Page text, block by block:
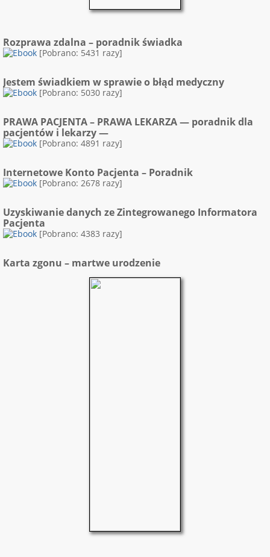
Rozprawa zdalna – poradnik świadka
[Pobrano: 5431 razy]
Jestem świadkiem w sprawie o błąd medyczny
[Pobrano: 5030 razy]
PRAWA PACJENTA – PRAWA LEKARZA — poradnik dla
pacjentów i lekarzy —
[Pobrano: 4891 razy]
Internetowe Konto Pacjenta – Poradnik
[Pobrano: 2678 razy]
Uzyskiwanie danych ze Zintegrowanego Informatora
Pacjenta
[Pobrano: 4383 razy]
Karta zgonu – martwe urodzenie